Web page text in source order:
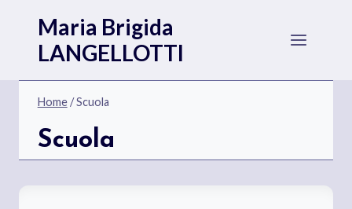
contenuto
Maria Brigida
LANGELLOTTI
Home/Scuola
Scuola